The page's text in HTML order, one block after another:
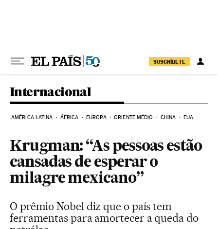
SUSCRÍBETE
Internacional
AMÉRICA LATINA ÁFRICA EUROPA ORIENTE MÉDIO CHINA EUA
Krugman: “As pessoas estão
cansadas de esperar o
milagre mexicano”
O prêmio Nobel diz que o país tem
ferramentas para amortecer a queda do